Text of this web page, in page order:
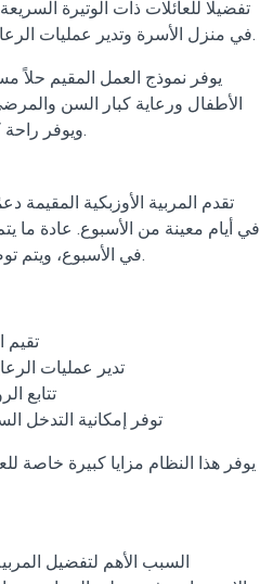
تفضيلًا للعائلات ذات الوتيرة
في منزل الأسرة وتدير عمليات الرعاية بشكل مستمر طوال اليوم.
يوفر نموذج العمل المقيم حلاً
الأطفال ورعاية كبار السن
ويوفر راحة كبيرة للعائلة من حيث الوقت.
تقدم المربية الأوزبكية المقيمة
في أيام معينة من الأسبوع. عادة ما
في الأسبوع، ويتم توضيح هذه التفاصيل منذ البداية.
تقيم
تدير عمليات
تتابع
توفر إمكانية التدخل
يوفر هذا النظام مزايا كبيرة خاصة
السبب الأهم لتفضيل